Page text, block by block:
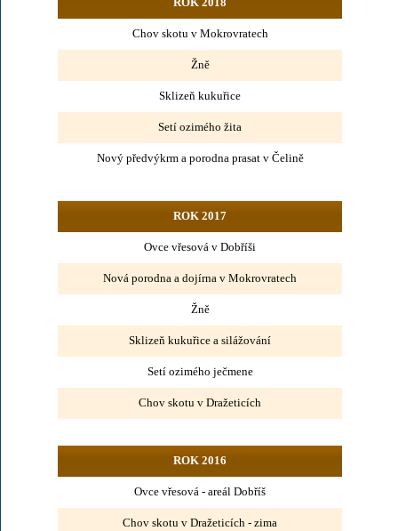
ROK 2018
Chov skotu v Mokrovratech
Žně
Sklizeň kukuřice
Setí ozimého žita
Nový předvýkrm a porodna prasat v Čelině
ROK 2017
Ovce vřesová v Dobříši
Nová porodna a dojírna v Mokrovratech
Žně
Sklizeň kukuřice a silážování
Setí ozimého ječmene
Chov skotu v Dražeticích
ROK 2016
Ovce vřesová - areál Dobříš
Chov skotu v Dražeticích - zima